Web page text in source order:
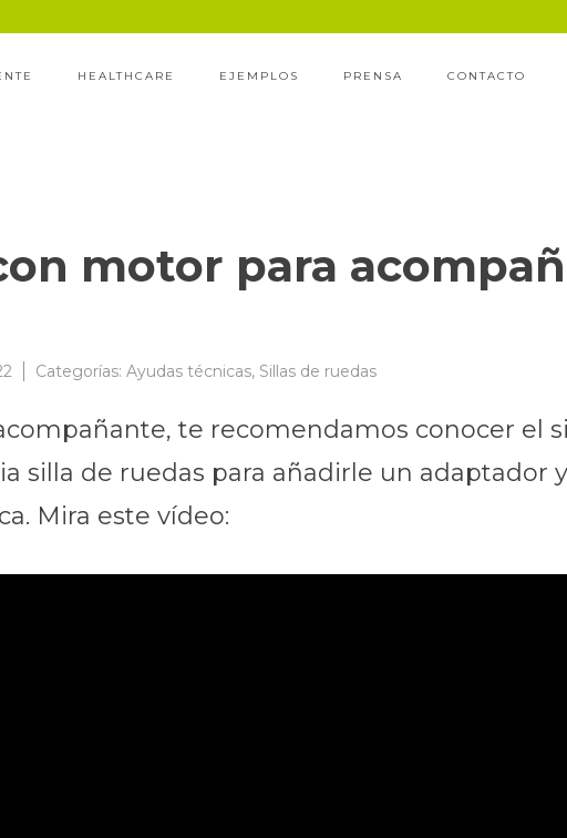
HEALTHCARE EJEMPLOS PRENSA CONTACTO
motor para
Categorías: Ayudas técnicas, Sillas de ruedas
te recomendamos conocer el
silla de ruedas para añadirle un adaptador
Mira este vídeo: